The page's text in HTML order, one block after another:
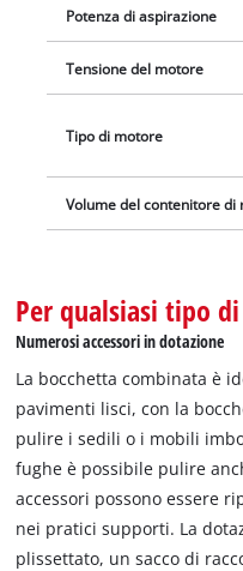
permette di adattare la
anche nelle zone di lavoro
acciaio inossidabile può
svuotamento dei liquidi
alle ruote, alle rotelle e
l'aspirasolidi e liquidi può
utilizzo senza sforzo. Il
all'alimentazione a batteria,
flessibilità. Grazie al tubo
regolato in modo
statura ed è anche adatto
rispetto a quella della testa.
per il tubo di aspirazione,
vengono riposti
altrettanto rapidamente
include la batteria e il
Potenza di aspirazione
Tensione del motore
Tipo di motore
Volume del contenitore di
Per qualsiasi tipo
Numerosi accessori in dotazione
La bocchetta combinata è
pavimenti lisci, con la
pulire i sedili o i mobili
fughe è possibile pulire
accessori possono essere
nei pratici supporti. La
plissettato, un sacco di